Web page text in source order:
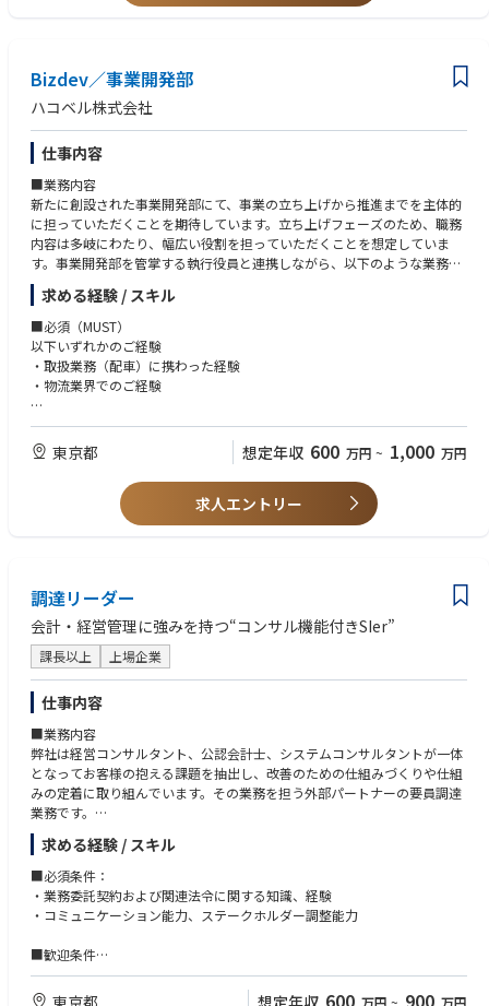
・商談方法：対面7割、電話・オンライン3割（顧客が遠方の場合出張あ
り）
・担当顧客の詳細（業界や規模感）：メーカーや物流事業者全般
・新規/既存割合：新規2割/既存8割
■キャリアパス
成長中の組織のため、実績次第で様々な機会に挑戦でき、幅広いキャリア
を描ける環境。
（例）営業部長候補→営業部長→事業部長
（例）営業部長候補→営業部長→事業企画部長
■ポジションの魅力
・事業成長速度に合わせ事業フェーズが目まぐるしく変わり、様々なフェ
ーズを経験可能
・オーナーシップと裁量のある働き方ができる（自ら組織をつくることが
まかされる）
・社会的課題への貢献ができる
└「物流」という巨大な社会基盤を支え、変えていく、その社会的意義
や使命感を肌で味わえる環境があります
└社長・執行役員は、元外資系コンサルファーム、元物流の現場、元ス
タートアップ等、様々な出身メンバーで構成されており、
・社内外の関係当事者の信頼を勝ち得、円滑に業務を進められるコミュケ
ーション能力
・圧倒的な行動量とスピード感
Bizdev／事業開発部
ハコベル株式会社
仕事内容
■業務内容
新たに創設された事業開発部にて、事業の立ち上げから推進までを主体的
に担っていただくことを期待しています。立ち上げフェーズのため、職務
内容は多岐にわたり、幅広い役割を担っていただくことを想定していま
す。事業開発部を管掌する執行役員と連携しながら、以下のような業務を
ご担当いただきます。
・新規事業のアイデア発案〜ビジネスモデルの構築
・市場動向や顧客課題を踏まえた事業戦略の策定・実行
・事業計画の策定、KPI設定、進捗管理
・営業戦略の立案から、顧客開拓、商談、契約締結までの一連の営業活動
・効率的なサービス提供のための業務フローやオペレーションの構築
★ポジションの魅力
若手から大きな裁量を持ち挑戦できる環境
・入社年次や経験にかかわらず、裁量のある業務・プロジェクトに携わる
機会があります。将来的には事業責任者やマネジメントポジションへのス
変化を迎える物流領域において、先進性の高い技術の活用を視野に、企画
力・営業力を高められるポジション
・物流業界の業務効率化・DX推進を目的に、BPOサービスや業務支援シス
テムなど、複数手段を組み合わせたソリューションの企画・立案・推進を
担っていただきます。
・0→1フェーズの事業開発に携わりながら、仮説構築から顧客接点、サー
ビス提供体制の構築まで一貫して関与いただけるポジションです。
物流業界のネクストスタンダードを創っていく事業
・様々な課題を抱えている物流業界における構造的な課題を解決すること
で、物流を起点に日本の産業を支える存在となることを目指しており、そ
の社会的意義や使命感を肌で味わえる環境です。
〇キャリアパス
成長中の組織であるため、実績次第で幅広いキャリアパスを描くことがで
きます。
・リーダー/マネージャー/事業責任者等への昇格
実際に、事業責任者やVPクラスに就任している20代も複数おり、入社年
次や年齢に捉われずチャレンジするカルチャーが根付いています。
求める経験 / スキル
■必須（MUST）
以下いずれかのご経験
・取扱業務（配車）に携わった経験
・物流業界でのご経験
■歓迎（WANT）
・チームで業務に取り組む事が好きな方
・業務上の課題を発見し、アウトプット出来る方
・周りを素直に頼れる方
・物流業界でのご経験がある方
・スピード感ある環境で、常識にとらわれず新しい取り組みに果敢にチャ
レンジしたい方
・自らオーナーシップを持ち、周囲を巻き込みながら実行に移せる方
東京都 想定年収 600 万円 ~ 1,000 万円
求人エントリー
調達リーダー
会計・経営管理に強みを持つ“コンサル機能付きSIer”
課長以上 上場企業
仕事内容
■業務内容
弊社は経営コンサルタント、公認会計士、システムコンサルタントが一体
となってお客様の抱える課題を抽出し、改善のための仕組みづくりや仕組
みの定着に取り組んでいます。その業務を担う外部パートナーの要員調達
業務です。
外部パートナー（業務委託）との取引全般に関わる業務
・要員調達および契約業務（業務委託、派遣、その他）
・パートナーとのリレーション構築
・上記業務に関わる社内ルールの立案、周知徹底
・部門管理業務
■当社の特徴：
求める経験 / スキル
■必須条件：
・業務委託契約および関連法令に関する知識、経験
・コミュニケーション能力、ステークホルダー調整能力
■歓迎条件
・強い意志を持って社内外と交渉できるマインド
・会計知識（日商簿記2級相当）および基幹業務知識
東京都